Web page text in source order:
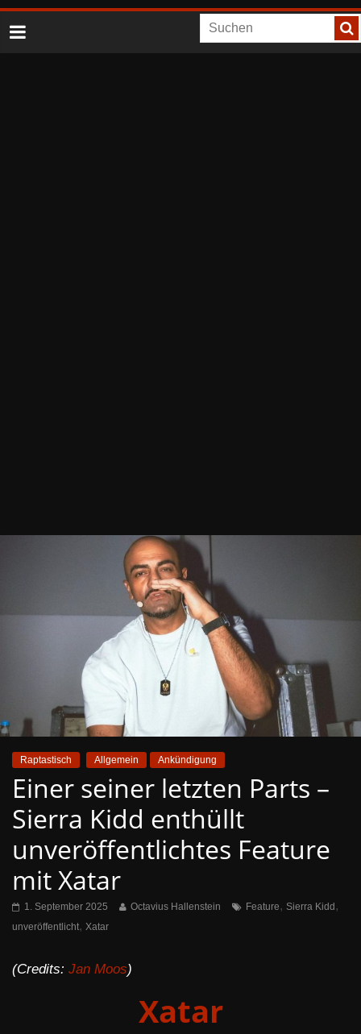
Raptastisch Allgemein Ankündigung
Einer seiner letzten Parts –
Sierra Kidd enthüllt
unveröffentlichtes Feature
mit Xatar
1. September 2025 Octavius Hallenstein Feature, Sierra Kidd,
unveröffentlicht, Xatar
(Credits: Jan Moos)
Xatar